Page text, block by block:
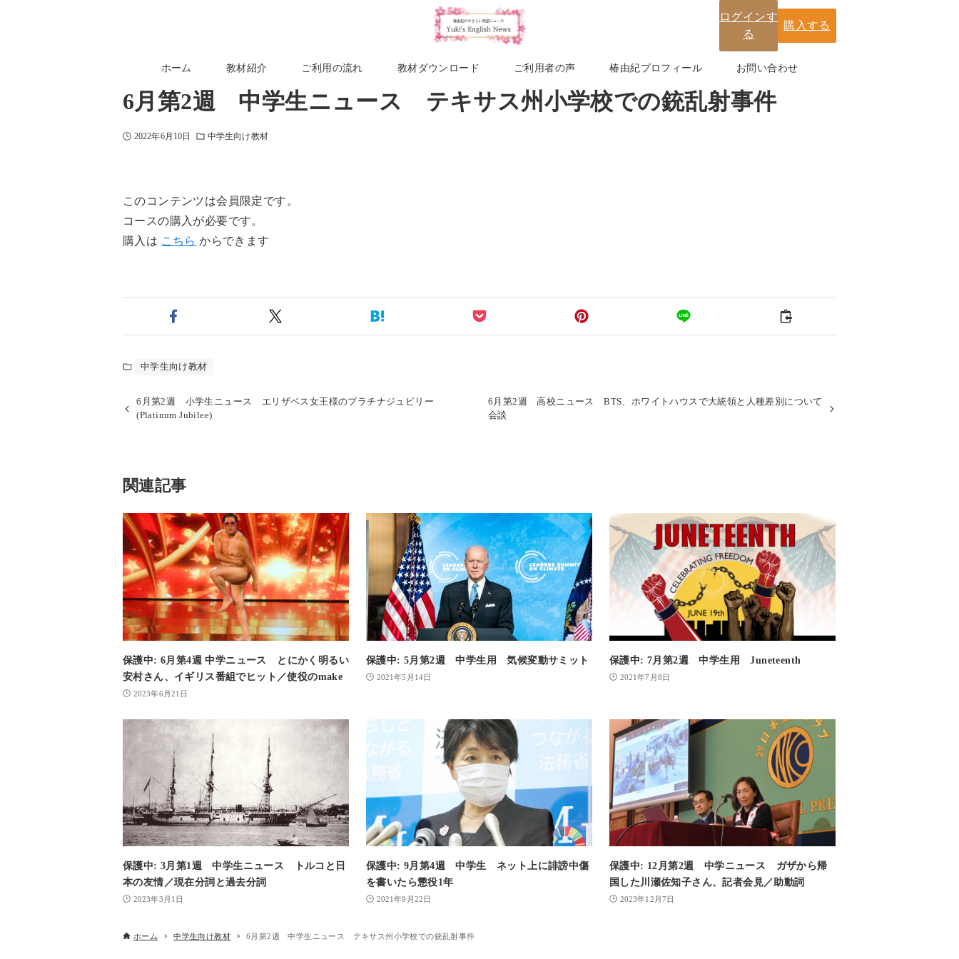
ログインす
る
購入する
ホーム 教材紹介 ご利用の流れ 教材ダウンロード ご利用者の声 椿由紀プロフィール お問い合わせ
6月第2週 中学生ニュース テキサス州小学校での銃乱射事件
2022年6月10日 中学生向け教材
このコンテンツは会員限定です。
コースの購入が必要です。
購入は こちら からできます
中学生向け教材
6月第2週 小学生ニュース エリザベス女王様のプラチナジュビリー
(Platinum Jubilee)
6月第2週 高校ニュース BTS、ホワイトハウスで大統領と人種差別について
会談
関連記事
保護中: 6月第4週 中学ニュース とにかく明るい
安村さん、イギリス番組でヒット／使役のmake
2023年6月21日
保護中: 5月第2週 中学生用 気候変動サミット
2021年5月14日
保護中: 7月第2週 中学生用 Juneteenth
2021年7月8日
保護中: 3月第1週 中学生ニュース トルコと日
本の友情／現在分詞と過去分詞
2023年3月1日
保護中: 9月第4週 中学生 ネット上に誹謗中傷
を書いたら懲役1年
2021年9月22日
保護中: 12月第2週 中学ニュース ガザから帰
国した川瀬佐知子さん、記者会見／助動詞
2023年12月7日
ホーム 中学生向け教材 6月第2週 中学生ニュース テキサス州小学校での銃乱射事件